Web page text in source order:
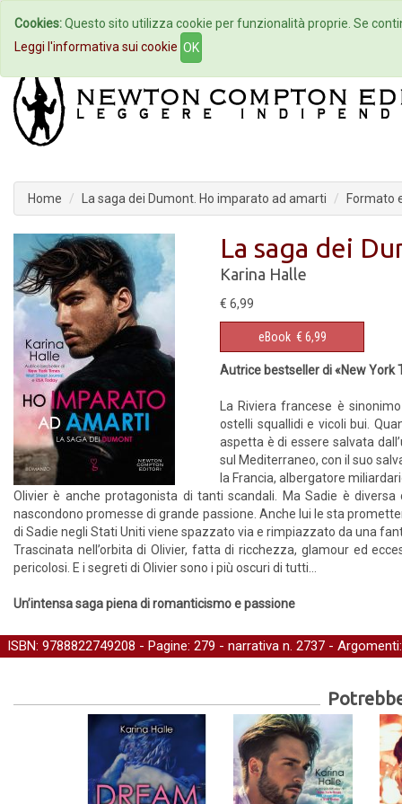
Home Autori Eventi
Home La saga dei Dumont. Ho imparato ad amarti Formato
La saga dei
Karina Halle
€ 6,99
eBook € 6,99
Autrice bestseller di «New York
La Riviera francese è
ostelli squallidi e vicoli bui.
aspetta è di essere salvata
sul Mediterraneo, con il suo
la Francia, albergatore
Olivier è anche protagonista di tanti scandali. Ma Sadie è
nascondono promesse di grande passione. Anche lui le sta
di Sadie negli Stati Uniti viene spazzato via e rimpiazzato da una
Trascinata nell’orbita di Olivier, fatta di ricchezza, glamour ed
pericolosi. E i segreti di Olivier sono i più oscuri di tutti…
Un’intensa saga piena di romanticismo e passione
ISBN: 9788822749208 - Pagine: 279 - narrativa n. 2737 -
Cookies:Questo sito utilizza cookie per funzionalità proprie. Se
Leggi l'informativa sui cookie OK